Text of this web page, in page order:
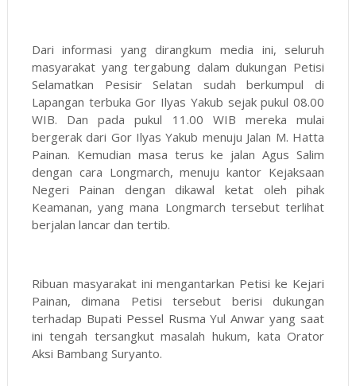
Dari informasi yang dirangkum media ini, seluruh
masyarakat yang tergabung dalam dukungan Petisi
Selamatkan Pesisir Selatan sudah berkumpul di
Lapangan terbuka Gor Ilyas Yakub sejak pukul 08.00
WIB. Dan pada pukul 11.00 WIB mereka mulai
bergerak dari Gor Ilyas Yakub menuju Jalan M. Hatta
Painan. Kemudian masa terus ke jalan Agus Salim
dengan cara Longmarch, menuju kantor Kejaksaan
Negeri Painan dengan dikawal ketat oleh pihak
Keamanan, yang mana Longmarch tersebut terlihat
berjalan lancar dan tertib.
Ribuan masyarakat ini mengantarkan Petisi ke Kejari
Painan, dimana Petisi tersebut berisi dukungan
terhadap Bupati Pessel Rusma Yul Anwar yang saat
ini tengah tersangkut masalah hukum, kata Orator
Aksi Bambang Suryanto.